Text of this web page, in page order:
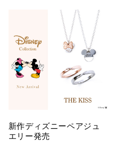
新作ディズニーペアジュ
エリー発売